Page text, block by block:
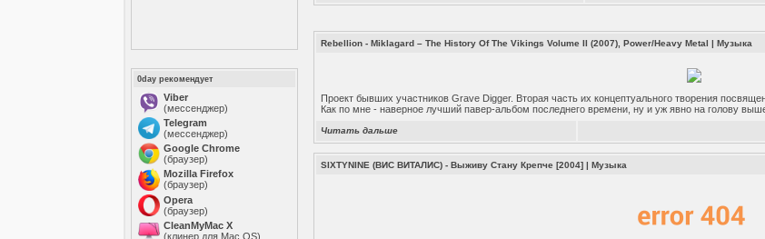
0day рекомендует
Viber
(мессенджер)
Telegram
(мессенджер)
Google Chrome
(браузер)
Mozilla Firefox
(браузер)
Opera
(браузер)
CleanMyMac X
(клинер для Mac OS)
Rebellion - Miklagard – The History Of The Vikings Volume II (2007), Power/Heavy Metal |Музыка
Проект бывших участников Grave Digger. Вторая часть их концептуального творения
Как по мне - наверное лучший павер-альбом последнего времени, ну и уж явно на голову
Читать дальше
SIXTYNINE (ВИС ВИТАЛИС) - Выживу Стану Крепче [2004] |Музыка